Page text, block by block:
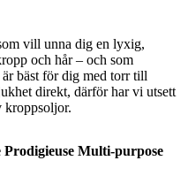
vill unna dig en lyxig,
och hår – och som
bäst för dig med torr till
direkt, därför har vi utsett
kroppsoljor.
Prodigieuse Multi-purpose